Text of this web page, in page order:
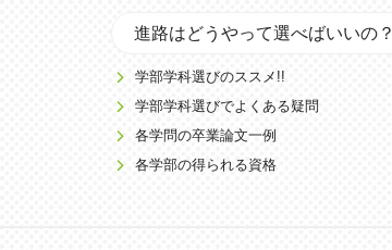
進路はどうやって選べばいいの？
学部学科選びのススメ!!
学部学科選びでよくある疑問
各学問の卒業論文一例
各学部の得られる資格